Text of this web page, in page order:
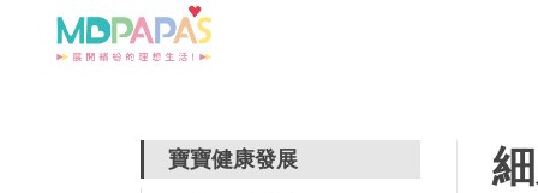
寶寶健康發展